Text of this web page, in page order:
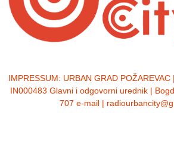
IMPRESSUM: URBAN GRAD POŽAREVAC
IN000483 Glavni i odgovorni urednik |
707 e-mail |